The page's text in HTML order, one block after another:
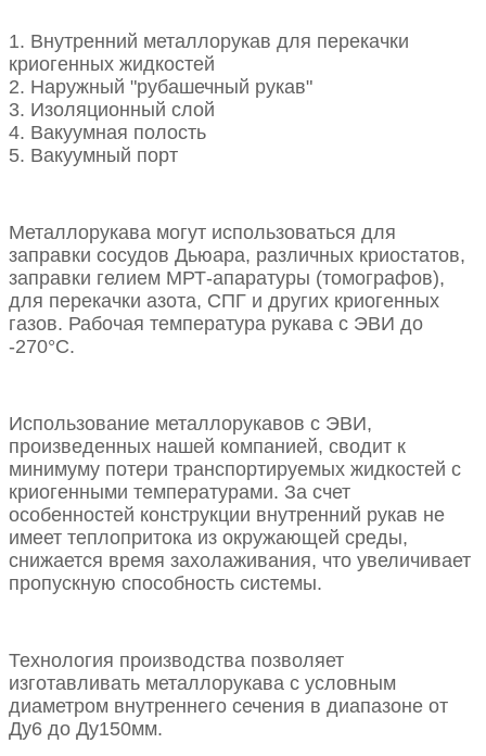
1. Внутренний металлорукав для перекачки
криогенных жидкостей
2. Наружный "рубашечный рукав"
3. Изоляционный слой
4. Вакуумная полость
5. Вакуумный порт
Металлорукава могут использоваться для
заправки сосудов Дьюара, различных криостатов,
заправки гелием МРТ-апаратуры (томографов),
для перекачки азота, СПГ и других криогенных
газов. Рабочая температура рукава с ЭВИ до
-270°С.
Использование металлорукавов с ЭВИ,
произведенных нашей компанией, сводит к
минимуму потери транспортируемых жидкостей с
криогенными температурами. За счет
особенностей конструкции внутренний рукав не
имеет теплопритока из окружающей среды,
снижается время захолаживания, что увеличивает
пропускную способность системы.
Технология производства позволяет
изготавливать металлорукава с условным
диаметром внутреннего сечения в диапазоне от
Ду6 до Ду150мм.